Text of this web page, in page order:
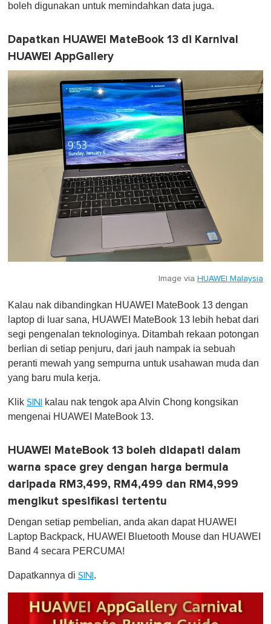
boleh digunakan untuk memindahkan data juga.
Dapatkan HUAWEI MateBook 13 di Karnival
HUAWEI AppGallery
Image via HUAWEI Malaysia
Kalau nak dibandingkan HUAWEI MateBook 13 dengan
laptop di luar sana, HUAWEI MateBook 13 lebih hebat dari
segi pengenalan teknologinya. Ditambah rekaan potongan
berlian di setiap penjuru, dari jauh nampak ia sebuah
peranti mewah yang sempurna untuk usahawan muda dan
yang baru mula kerja.
Klik SINI
kalau nak tengok apa Alvin Chong kongsikan
mengenai HUAWEI MateBook 13.
HUAWEI MateBook 13 boleh didapati dalam
warna space grey dengan harga bermula
daripada RM3,499, RM4,499 dan RM4,999
mengikut spesifikasi tertentu
Dengan setiap pembelian, anda akan dapat HUAWEI
Laptop Backpack, HUAWEI Bluetooth Mouse dan HUAWEI
Band 4 secara PERCUMA!
Dapatkannya di SINI .